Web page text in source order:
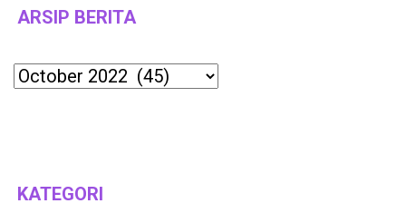
ARSIP BERITA
Archives
KATEGORI